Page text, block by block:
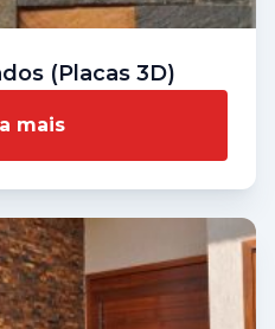
(Placas 3D)
mais